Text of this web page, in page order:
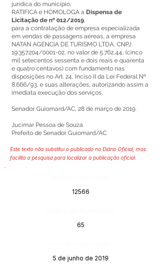
jurídica do município,
RATIFICA e HOMOLOGA a Dispensa de
Licitação de nº 012/2019,
para a contratação de empresa especializada
em vendas de passagens aéreas, a empresa
NATAN AGENCIA DE TURISMO LTDA, CNPJ:
19.357.204/0001-02, no valor de 5.762,44, (cinco
mil setecentos sessenta e dois reais e quarenta
e quatro centavos) com fundamento nas
disposições no Art. 24, Inciso II da Lei Federal Nº
8.666/93, e suas alterações, autorizando assim a
imediata execução dos serviços.
Senador Guiomard/AC, 28 de março de 2019.
Jucimar Pessoa de Souza
Prefeito de Senador Guiomard/AC
Este texto não substitui o publicado no Diário Oficial, mas
facilita a pesquisa para localizar a publicação oficial.
12566
65
5 de junho de 2019